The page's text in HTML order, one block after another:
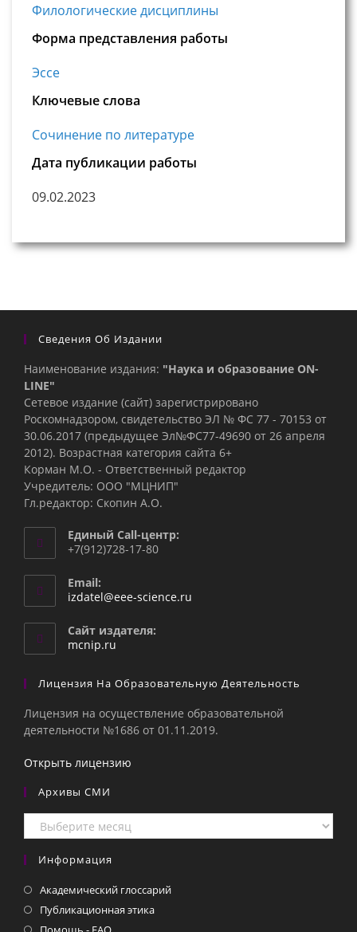
Филологические дисциплины
Форма представления работы
Эссе
Ключевые слова
Сочинение по литературе
Дата публикации работы
09.02.2023
Сведения Об Издании
Наименование издания: "Наука и образование ON-
LINE"
Сетевое издание (сайт) зарегистрировано
Роскомнадзором, свидетельство ЭЛ № ФС 77 - 70153 от
30.06.2017 (предыдущее Эл№ФC77-49690 от 26 апреля
2012). Возрастная категория сайта 6+
Корман М.О. - Ответственный редактор
Учредитель: ООО "МЦНИП"
Гл.редактор: Скопин А.О.
Единый Call-центр:
+7(912)728-17-80
Email:
izdatel@eee-science.ru
Сайт издателя:
mcnip.ru
Лицензия На Образовательную Деятельность
Лицензия на осуществление образовательной
деятельности №1686 от 01.11.2019.
Открыть лицензию
Архивы СМИ
Архивы
СМИ
Информация
Академический глоссарий
Публикационная этика